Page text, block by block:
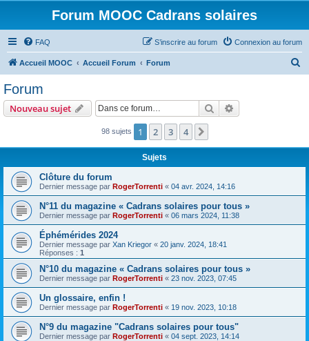
Forum MOOC Cadrans solaires
FAQ Connexion au forum
S’inscrire au forum
Accueil MOOC Accueil Forum Forum
e
Forum
Nouveau sujet Rechercher
98 sujets 1 2 3 4
Sujets
Clôture du forum
Dernier message par RogerTorrenti « 04 avr. 2024, 14:16
N°11 du magazine « Cadrans solaires pour tous »
Dernier message par RogerTorrenti « 06 mars 2024, 11:38
Éphémérides 2024
Dernier message par Xan Kriegor « 20 janv. 2024, 18:41
Réponses : 1
N°10 du magazine « Cadrans solaires pour tous »
Dernier message par RogerTorrenti « 23 nov. 2023, 07:45
Un glossaire, enfin !
Dernier message par RogerTorrenti « 19 nov. 2023, 10:18
N°9 du magazine "Cadrans solaires pour tous"
Dernier message par RogerTorrenti « 04 sept. 2023, 14:14